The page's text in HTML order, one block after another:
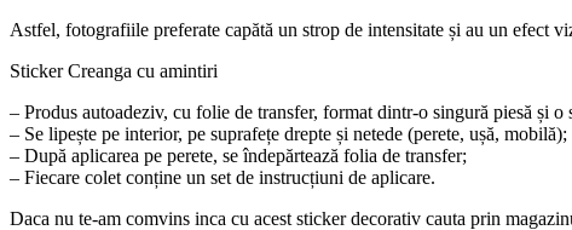
Astfel, fotografiile preferate capătă un strop de intensitate și au un efect
Sticker Creanga cu amintiri
– Produs autoadeziv, cu folie de transfer, format dintr-o singură piesă și o
– Se lipește pe interior, pe suprafețe drepte și netede (perete, ușă, mobilă);
– După aplicarea pe perete, se îndepărtează folia de transfer;
– Fiecare colet conține un set de instrucțiuni de aplicare.
Daca nu te-am comvins inca cu acest sticker decorativ cauta prin